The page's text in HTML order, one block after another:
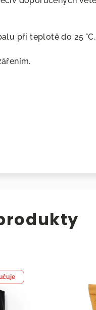
při teplotě do 25 °C.